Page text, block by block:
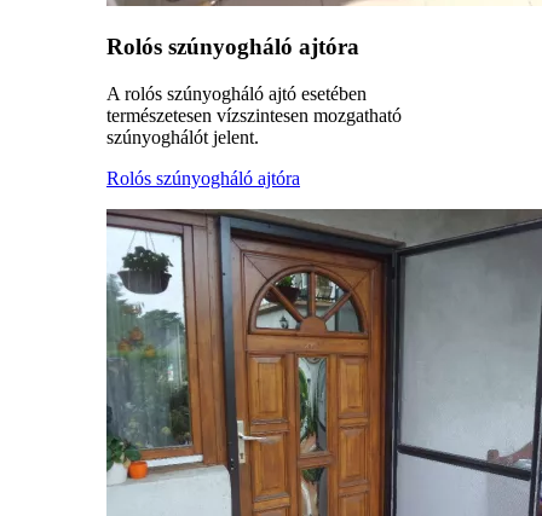
Rolós szúnyogháló ajtóra
A rolós szúnyogháló ajtó esetében
természetesen vízszintesen mozgatható
szúnyoghálót jelent.
Rolós szúnyogháló ajtóra